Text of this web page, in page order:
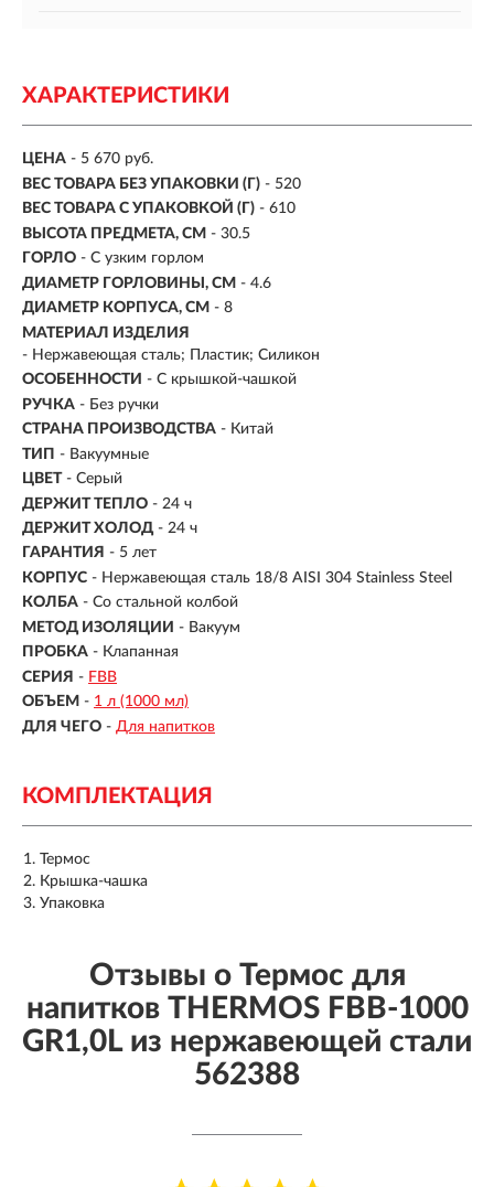
ХАРАКТЕРИСТИКИ
ЦЕНА - 5 670 руб.
ВЕС ТОВАРА БЕЗ УПАКОВКИ (Г) - 520
ВЕС ТОВАРА С УПАКОВКОЙ (Г) - 610
ВЫСОТА ПРЕДМЕТА, СМ - 30.5
ГОРЛО - С узким горлом
ДИАМЕТР ГОРЛОВИНЫ, СМ - 4.6
ДИАМЕТР КОРПУСА, СМ - 8
МАТЕРИАЛ ИЗДЕЛИЯ
- Нержавеющая сталь; Пластик; Силикон
ОСОБЕННОСТИ - С крышкой-чашкой
РУЧКА - Без ручки
СТРАНА ПРОИЗВОДСТВА - Китай
ТИП - Вакуумные
ЦВЕТ - Серый
ДЕРЖИТ ТЕПЛО - 24 ч
ДЕРЖИТ ХОЛОД - 24 ч
ГАРАНТИЯ - 5 лет
КОРПУС - Нержавеющая сталь 18/8 AISI 304 Stainless Steel
КОЛБА - Со стальной колбой
МЕТОД ИЗОЛЯЦИИ - Вакуум
ПРОБКА - Клапанная
СЕРИЯ - FBB
ОБЪЕМ - 1 л (1000 мл)
ДЛЯ ЧЕГО - Для напитков
КОМПЛЕКТАЦИЯ
Термос
Крышка-чашка
Упаковка
Отзывы о Термос для
напитков THERMOS FBB-1000
GR1,0L из нержавеющей стали
562388